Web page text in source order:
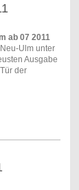
ab 07 2011
Ulm unter
Ausgabe
der